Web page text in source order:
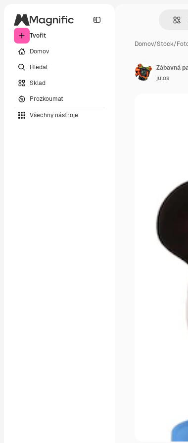
Tvořit
Domov
Hledat
Sklad
Prozkoumat
Všechny nástroje
Domov/Stock/
Zábavná
julos